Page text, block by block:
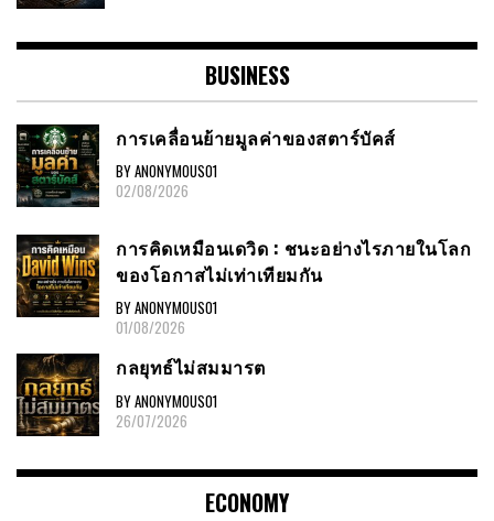
BUSINESS
การเคลื่อนย้ายมูลค่าของสตาร์บัคส์
BY ANONYMOUS01
02/08/2026
การคิดเหมือนเดวิด : ชนะอย่างไรภายในโลก
ของโอกาสไม่เท่าเทียมกัน
BY ANONYMOUS01
01/08/2026
กลยุทธ์ไม่สมมารต
BY ANONYMOUS01
26/07/2026
ECONOMY